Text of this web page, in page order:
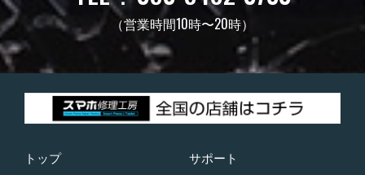
（営業時間10時〜20時）
トップ サポート